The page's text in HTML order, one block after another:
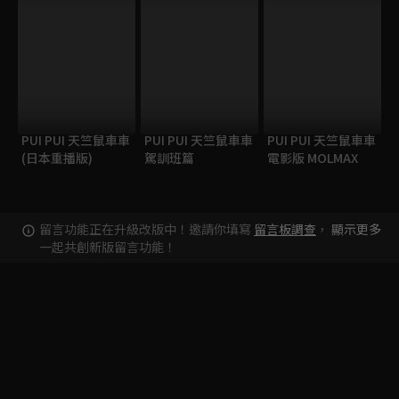
PUI PUI 天竺鼠車車
(日本重播版)
PUI PUI 天竺鼠車車
駕訓班篇
PUI PUI 天竺鼠車車
電影版 MOLMAX
留言功能正在升級改版中！邀請你填寫 留言板調查 ，
一起共創新版留言功能！
顯示更多